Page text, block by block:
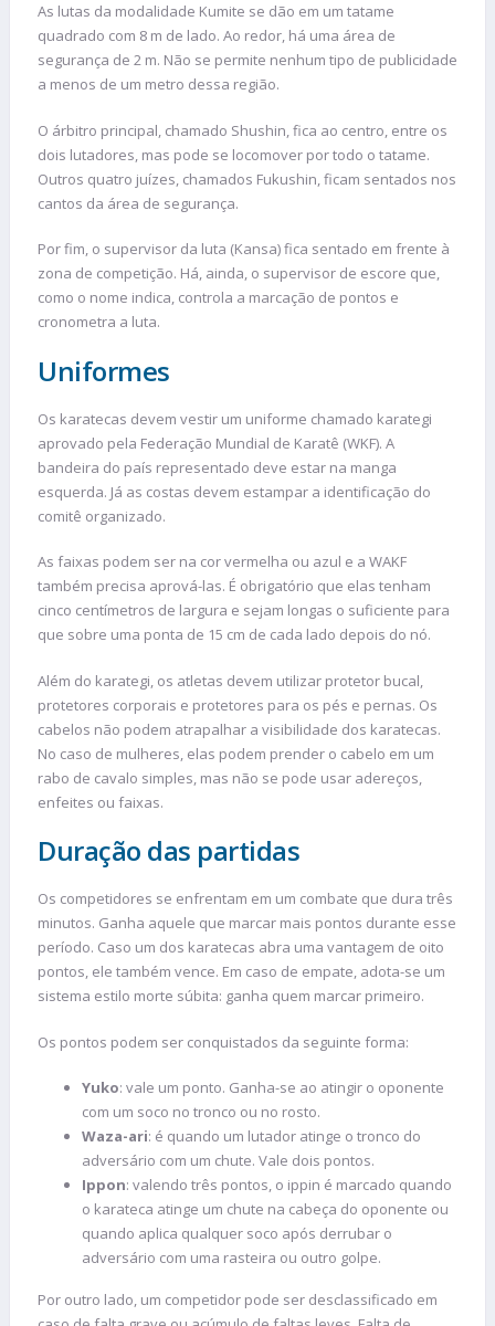
As lutas da modalidade Kumite se dão em um tatame
quadrado com 8 m de lado. Ao redor, há uma área de
segurança de 2 m. Não se permite nenhum tipo de publicidade
a menos de um metro dessa região.
O árbitro principal, chamado Shushin, fica ao centro, entre os
dois lutadores, mas pode se locomover por todo o tatame.
Outros quatro juízes, chamados Fukushin, ficam sentados nos
cantos da área de segurança.
Por fim, o supervisor da luta (Kansa) fica sentado em frente à
zona de competição. Há, ainda, o supervisor de escore que,
como o nome indica, controla a marcação de pontos e
cronometra a luta.
Uniformes
Os karatecas devem vestir um uniforme chamado karategi
aprovado pela Federação Mundial de Karatê (WKF). A
bandeira do país representado deve estar na manga
esquerda. Já as costas devem estampar a identificação do
comitê organizado.
As faixas podem ser na cor vermelha ou azul e a WAKF
também precisa aprová-las. É obrigatório que elas tenham
cinco centímetros de largura e sejam longas o suficiente para
que sobre uma ponta de 15 cm de cada lado depois do nó.
Além do karategi, os atletas devem utilizar protetor bucal,
protetores corporais e protetores para os pés e pernas. Os
cabelos não podem atrapalhar a visibilidade dos karatecas.
No caso de mulheres, elas podem prender o cabelo em um
rabo de cavalo simples, mas não se pode usar adereços,
enfeites ou faixas.
Duração das partidas
Os competidores se enfrentam em um combate que dura três
minutos. Ganha aquele que marcar mais pontos durante esse
período. Caso um dos karatecas abra uma vantagem de oito
pontos, ele também vence. Em caso de empate, adota-se um
sistema estilo morte súbita: ganha quem marcar primeiro.
Os pontos podem ser conquistados da seguinte forma:
Yuko: vale um ponto. Ganha-se ao atingir o oponente
com um soco no tronco ou no rosto.
Waza-ari: é quando um lutador atinge o tronco do
adversário com um chute. Vale dois pontos.
Ippon: valendo três pontos, o ippin é marcado quando
o karateca atinge um chute na cabeça do oponente ou
quando aplica qualquer soco após derrubar o
adversário com uma rasteira ou outro golpe.
Por outro lado, um competidor pode ser desclassificado em